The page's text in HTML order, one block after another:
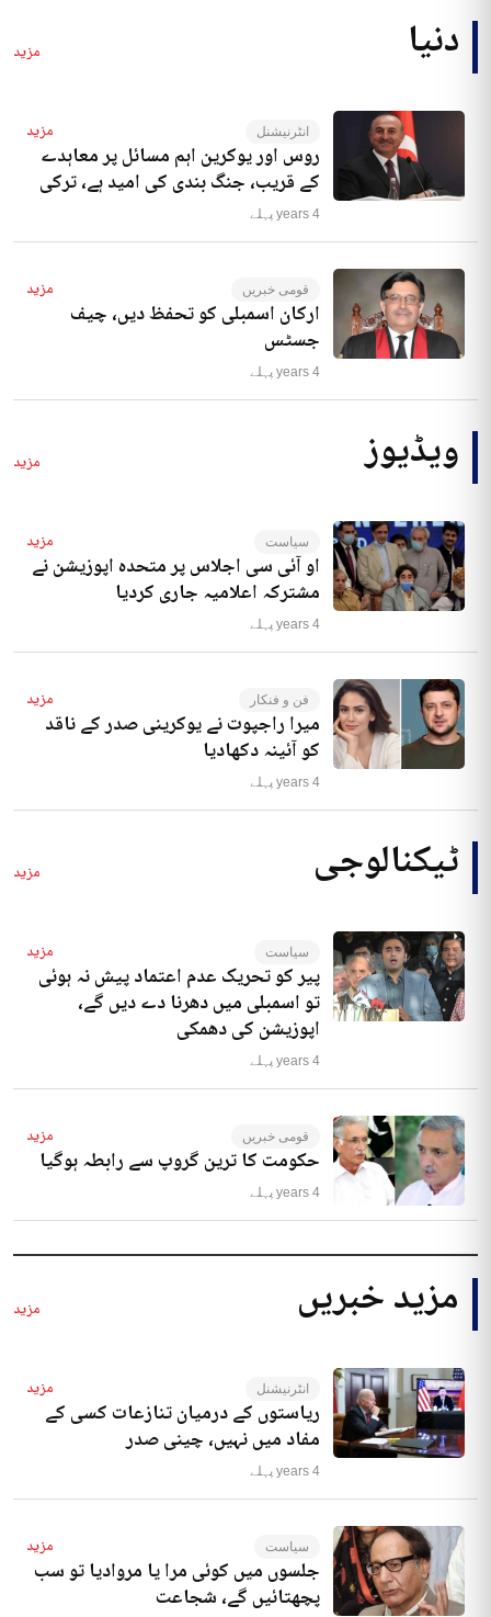
دنیا مزید
انٹرنیشنل مزید
روس اور یوکرین اہم مسائل پر معاہدے
کے قریب، جنگ بندی کی امید ہے، ترکی
4 years پہلے
قومی خبریں مزید
ارکان اسمبلی کو تحفظ دیں، چیف
جسٹس
4 years پہلے
ویڈیوز مزید
سیاست مزید
او آئی سی اجلاس پر متحدہ اپوزیشن نے
مشترکہ اعلامیہ جاری کردیا
4 years پہلے
فن و فنکار مزید
میرا راجپوت نے یوکرینی صدر کے ناقد
کو آئینہ دکھادیا
4 years پہلے
ٹیکنالوجی مزید
سیاست مزید
پیر کو تحریک عدم اعتماد پیش نہ ہوئی
تو اسمبلی میں دھرنا دے دیں گے،
اپوزیشن کی دھمکی
4 years پہلے
قومی خبریں مزید
حکومت کا ترین گروپ سے رابطہ ہوگیا
4 years پہلے
مزید خبریں مزید
انٹرنیشنل مزید
ریاستوں کے درمیان تنازعات کسی کے
مفاد میں نہیں، چینی صدر
4 years پہلے
سیاست مزید
جلسوں میں کوئی مرا یا مروادیا تو سب
پچھتائیں گے، شجاعت